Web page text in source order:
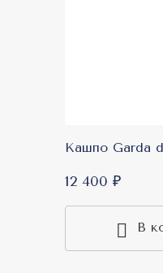
Кашпо Garda
12 400 ₽
В